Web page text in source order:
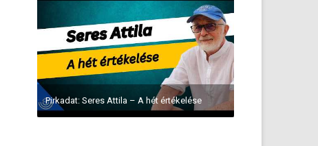
Pirkadat: Seres Attila – A hét értékelése